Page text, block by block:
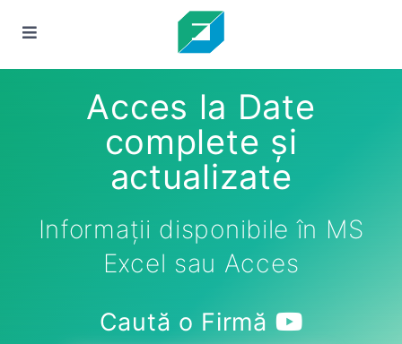
Acces la Date
complete și
actualizate
Informații disponibile în MS
Excel sau Acces
Caută o Firmă